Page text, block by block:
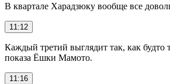
В квартале Харадзюку вообще все
11:12
Каждый третий выглядит так, как будто
показа Ёшки Мамото.
11:16